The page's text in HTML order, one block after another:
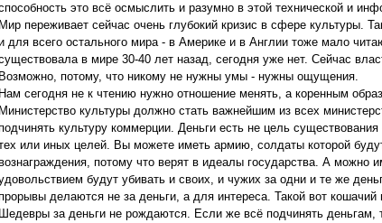
это всё осмыслить и разумно в этой технической и
Мир переживает сейчас очень глубокий кризис в сфере культуры.
для всего остального мира - в Америке и в Англии тоже мало
в мире 30-40 лет назад, сегодня уже нет. Сейчас
Возможно, потому, что никому не нужны умы - нужны ощущения.
Нам сегодня не к чтению нужно отношение менять, а коренным
Министерство культуры должно стать важнейшим из всех
культуру коммерции. Деньги есть не цель
или иных целей. Вы можете иметь армию, солдаты которой
потому что верят в идеалы государства. А можно
будут убивать и своих, и чужих за одни и те же
делаются не за деньги, а для интереса. Такой вот
Шедевры за деньги не рождаются. Если же всё подчинять деньгам,